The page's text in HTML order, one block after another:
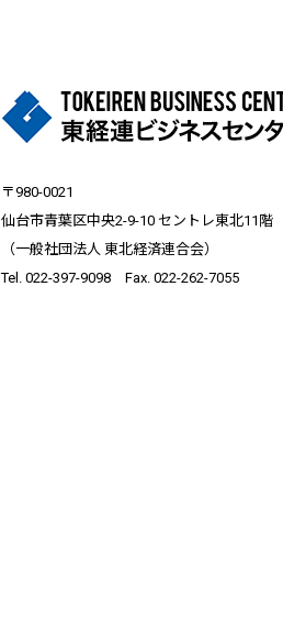
〒980-0021
仙台市青葉区中央2-9-10 セントレ東北11階
（一般社団法人 東北経済連合会）
Tel. 022-397-9098 Fax. 022-262-7055